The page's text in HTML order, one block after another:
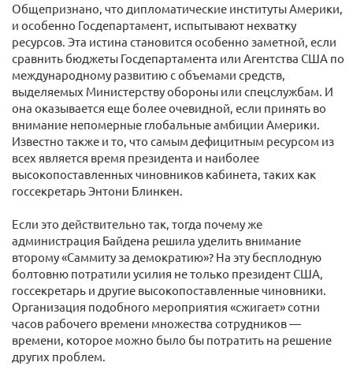
Общепризнано, что дипломатические институты Америки,
и особенно Госдепартамент, испытывают нехватку
ресурсов. Эта истина становится особенно заметной, если
сравнить бюджеты Госдепартамента или Агентства США по
международному развитию с объемами средств,
выделяемых Министерству обороны или спецслужбам. И
она оказывается еще более очевидной, если принять во
внимание непомерные глобальные амбиции Америки.
Известно также и то, что самым дефицитным ресурсом из
всех является время президента и наиболее
высокопоставленных чиновников кабинета, таких как
госсекретарь Энтони Блинкен.
Если это действительно так, тогда почему же
администрация Байдена решила уделить внимание
второму «Саммиту за демократию»? На эту бесплодную
болтовню потратили усилия не только президент США,
госсекретарь и другие высокопоставленные чиновники.
Организация подобного мероприятия «сжигает» сотни
часов рабочего времени множества сотрудников —
времени, которое можно было бы потратить на решение
других проблем.